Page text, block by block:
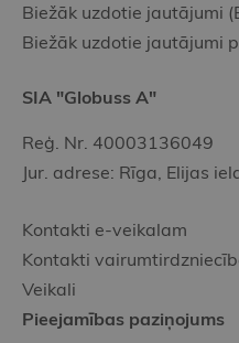
Biežāk uzdotie jautājumi
Biežāk uzdotie jautājumi
SIA "Globuss A"
Reģ. Nr. 40003136049
Jur. adrese: Rīga, Elijas
Kontakti e-veikalam
Kontakti
Veikali
Pieejamības paziņojums